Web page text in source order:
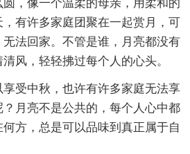
，像一个温柔的母亲，用柔和的
有许多家庭团聚在一起赏月，可
法回家。不管是谁，月亮都没有
风，轻轻拂过每个人的心头。
受中秋，也许有许多家庭无法享
月亮不是公共的，每个人心中都
方，总是可以品味到真正属于自